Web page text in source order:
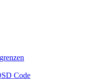
Code